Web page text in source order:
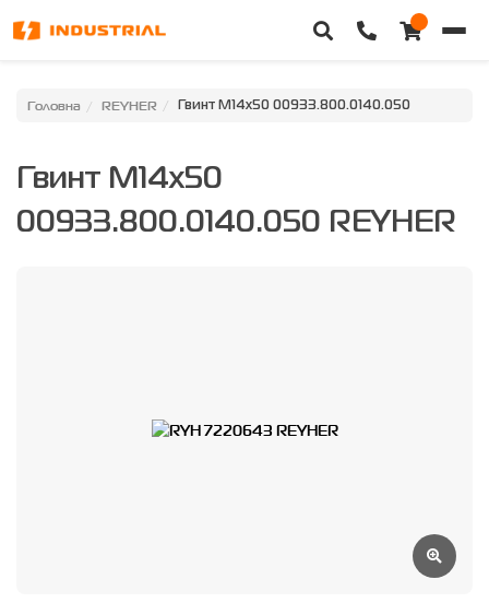
Головна
Категорії
Особистий кабінет
Головна REYHER Гвинт M14x50 00933.800.0140.050
Гвинт M14x50
00933.800.0140.050 REYHER